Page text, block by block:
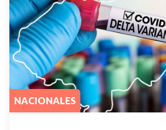
NACIONALES